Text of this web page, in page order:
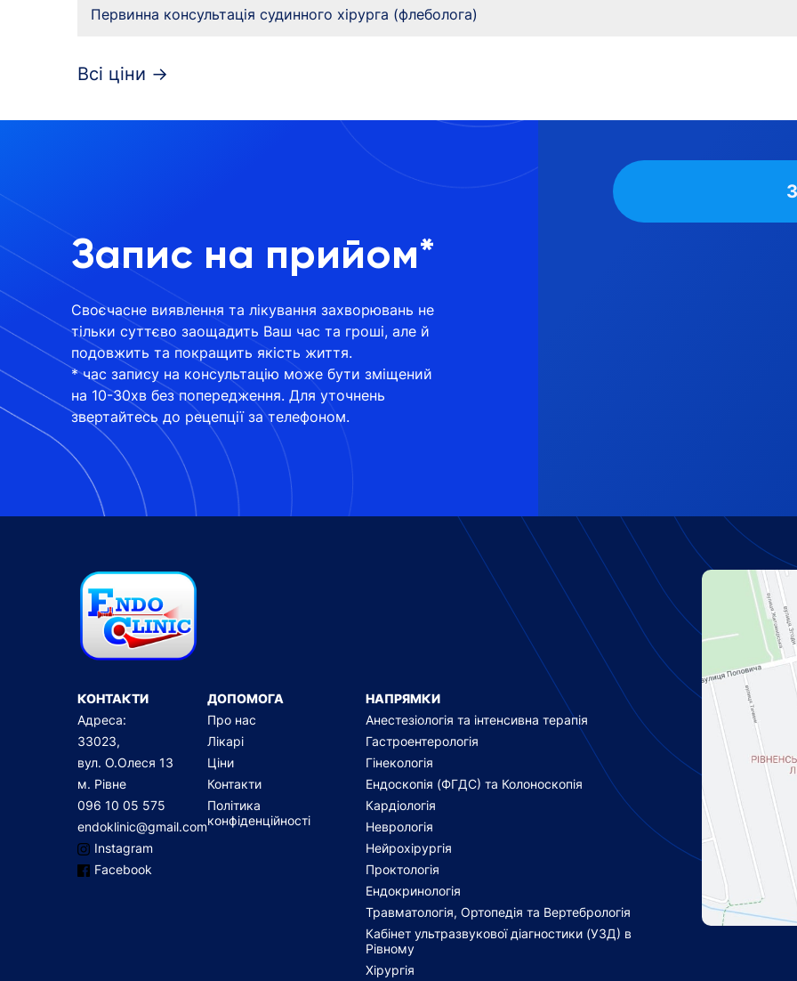
Первинна консультація судинного хірурга (флеболога)
Всі ціни →
Запис на прийом*
Своєчасне виявлення та лікування захворювань не
тільки суттєво заощадить Ваш час та гроші, але й
подовжить та покращить якість життя.
* час запису на консультацію може бути зміщений
на 10-30хв без попередження. Для уточнень
звертайтесь до рецепції за телефоном.
КОНТАКТИ
Адреса:
33023,
вул. О.Олеся 13
м. Рівне
096 10 05 575
endoklinic@gmail.com
Instagram
Facebook
ДОПОМОГА
Про нас
Лікарі
Ціни
Контакти
Політика
конфіденційності
НАПРЯМКИ
Анестезіологія та інтенсивна терапія
Гастроентерологія
Гінекологія
Ендоскопія (ФГДС) та Колоноскопія
Кардіологія
Неврологія
Нейрохірургія
Проктологія
Ендокринологія
Травматологія, Ортопедія та Вертебрологія
Кабінет ультразвукової діагностики (УЗД) в
Рівному
Хірургія